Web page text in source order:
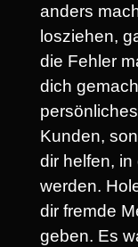
anders
losziehen,
die Fehler
dich
Kunden,
dir helfen,
werden.
dir fremde
geben. Es